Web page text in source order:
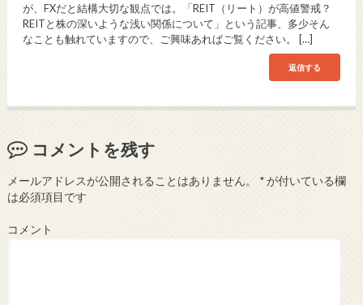
が、FXだと結構大切な観点では。「REIT（リート）が高値警戒？
REITと株の深いような浅い関係について」という記事、多少そん
なことも触れていますので、ご興味あればご覧ください。 […]
返信する
コメントを残す
メールアドレスが公開されることはありません。 *が付いている欄
は必須項目です
コメント